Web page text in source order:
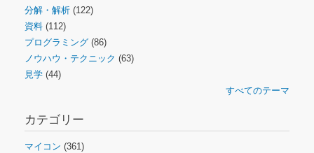
分解・解析 (122)
資料 (112)
プログラミング (86)
ノウハウ・テクニック (63)
見学 (44)
すべてのテーマ
カテゴリー
マイコン (361)